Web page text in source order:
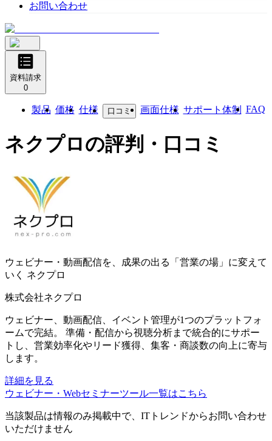
お問い合わせ
資料請求
0
製品 価格 仕様 口コミ 画面仕様 サポート体制 FAQ
ネクプロの評判・口コミ
ウェビナー・動画配信を、成果の出る「営業の場」に変えて
いく
ネクプロ
株式会社ネクプロ
ウェビナー、動画配信、イベント管理が1つのプラットフォ
ームで完結。 準備・配信から視聴分析まで統合的にサポー
トし、営業効率化やリード獲得、集客・商談数の向上に寄与
します。
詳細を見る
ウェビナー・Webセミナーツール一覧はこちら
当該製品は情報のみ掲載中で、ITトレンドからお問い合わせ
いただけません